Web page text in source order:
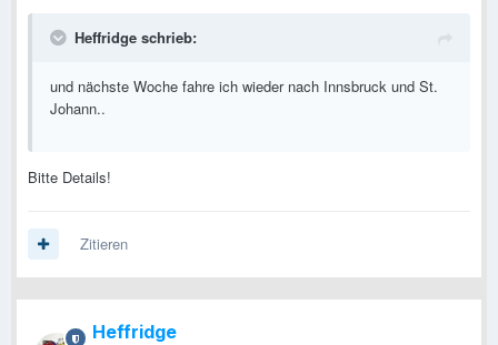
Heffridge schrieb:
und nächste Woche fahre ich wieder nach Innsbruck und St.
Johann..
Bitte Details!
Zitieren
Heffridge